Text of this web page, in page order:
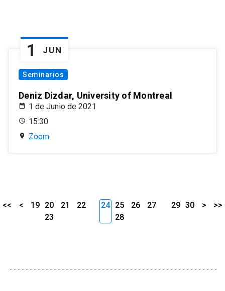
1 JUN
Seminarios
Deniz Dizdar, University of Montreal
1 de Junio de 2021
15:30
Zoom
<< < 19 20 21
22
23
24 25 26
27
28
29 30 > >>